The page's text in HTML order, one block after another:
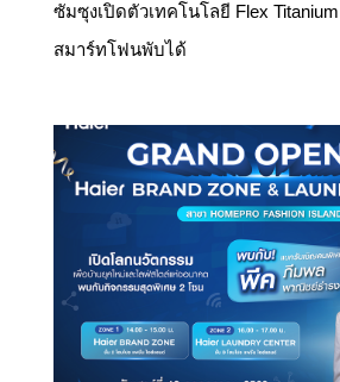
ซัมซุงเปิดตัวเทคโนโลยี Flex
สมาร์ทโฟนพับได้